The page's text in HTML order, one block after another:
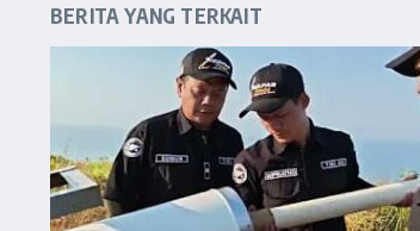
BERITA YANG TERKAIT